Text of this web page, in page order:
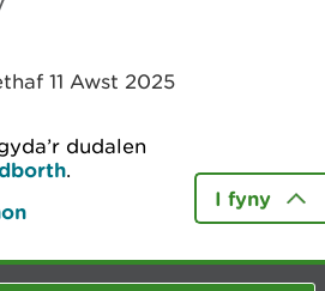
11 Awst 2025
dudalen
.
I fyny